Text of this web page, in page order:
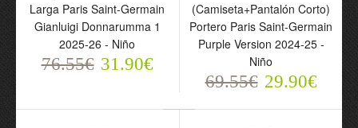
Larga Paris Saint-Germain
Gianluigi Donnarumma 1
2025-26 - Niño
76.55€ 31.90€
(Camiseta+Pantalón Corto)
Portero Paris Saint-Germain
Purple Version 2024-25 -
Niño
69.55€ 29.90€